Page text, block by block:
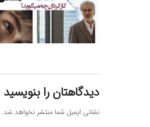
دیدگاهتان را بنویسید
نشانی ایمیل شما منتشر نخواهد شد.